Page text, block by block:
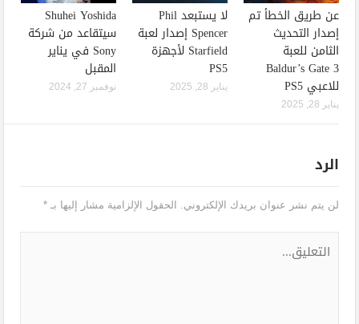
عن طريق الخطأ تم
إصدار التحديث
الثامن للعبة
Baldur’s Gate 3
للاعبي PS5
يناير 28, 2025
لا يستبعد Phil
Spencer إصدار لعبة
Starfield لأجهزة
PS5
يناير 28, 2025
Shuhei Yoshida
سيتقاعد من شركة
Sony في يناير
المقبل
نوفمبر 27, 2024
الرد
لن يتم نشر عنوان بريدك الإلكتروني. الحقول الإلزامية مشار إليها بـ*